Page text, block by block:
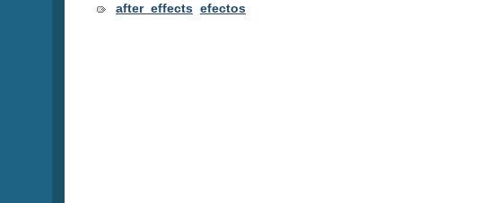
after_effects efectos